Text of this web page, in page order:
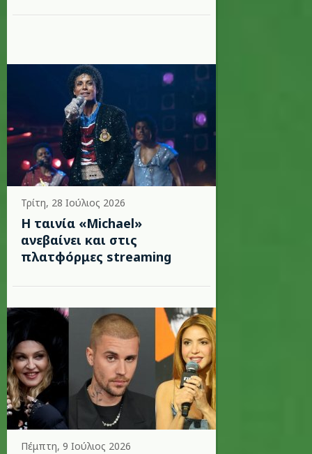
Τρίτη, 28 Ιούλιος 2026
Η ταινία «Michael»
ανεβαίνει και στις
πλατφόρμες streaming
Πέμπτη, 9 Ιούλιος 2026